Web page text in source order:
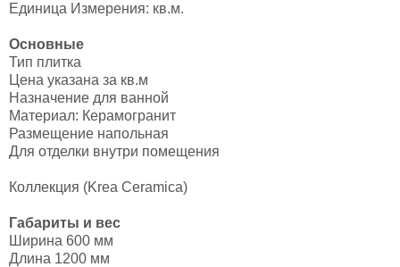
Единица Измерения: кв.м.
Основные
Тип плитка
Цена указана за кв.м
Назначение для ванной
Материал: Керамогранит
Размещение напольная
Для отделки внутри помещения
Коллекция (Krea Ceramica)
Габариты и вес
Ширина 600 мм
Длина 1200 мм